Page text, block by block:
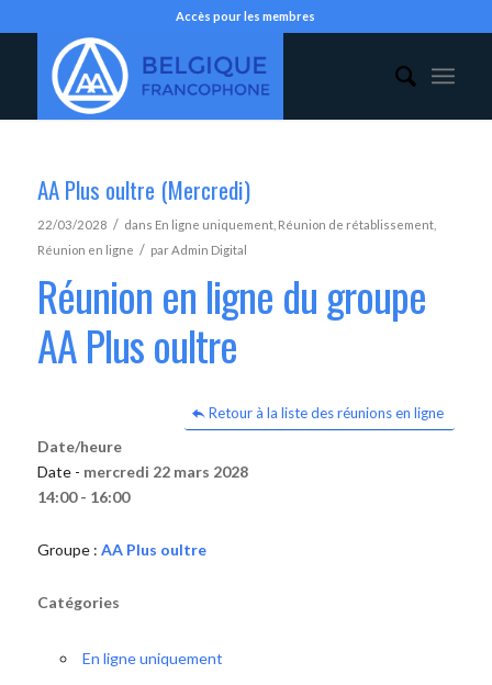
Accès pour les membres
AA Plus oultre (Mercredi)
22/03/2028 / dans En ligne uniquement, Réunion de rétablissement,
Réunion en ligne / parAdmin Digital
Réunion en ligne du groupe
AA Plus oultre
Retour à la liste des réunions en ligne
Date/heure
Date - mercredi 22 mars 2028
14:00 - 16:00
Groupe : AA Plus oultre
Catégories
En ligne uniquement